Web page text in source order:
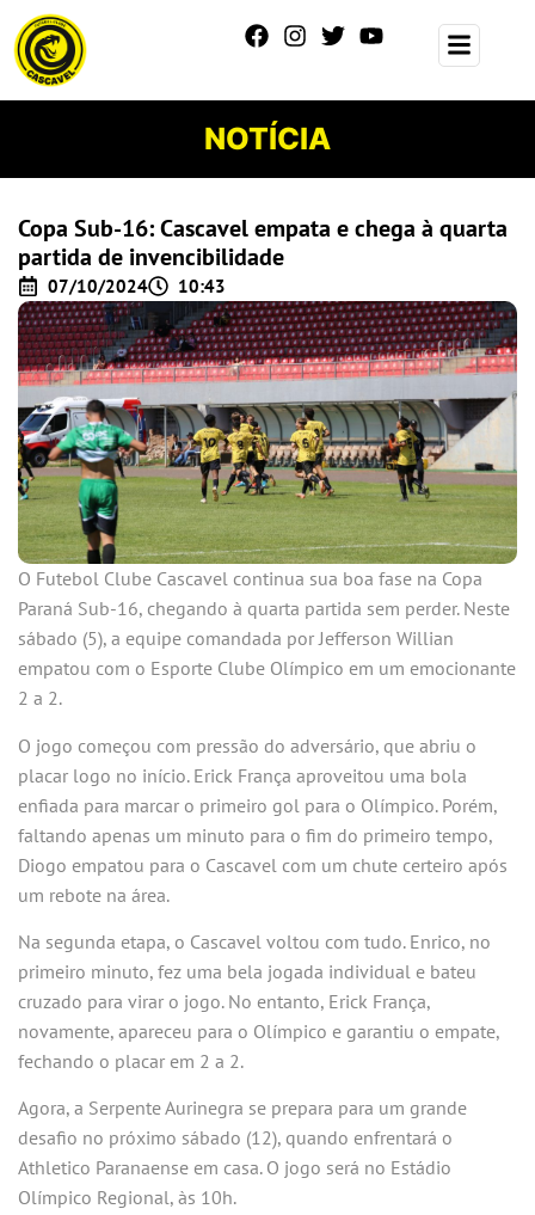
NOTÍCIA
Copa Sub-16: Cascavel empata e chega à quarta
partida de invencibilidade
07/10/2024 10:43
O Futebol Clube Cascavel continua sua boa fase na Copa
Paraná Sub-16, chegando à quarta partida sem perder. Neste
sábado (5), a equipe comandada por Jefferson Willian
empatou com o Esporte Clube Olímpico em um emocionante
2 a 2.
O jogo começou com pressão do adversário, que abriu o
placar logo no início. Erick França aproveitou uma bola
enfiada para marcar o primeiro gol para o Olímpico. Porém,
faltando apenas um minuto para o fim do primeiro tempo,
Diogo empatou para o Cascavel com um chute certeiro após
um rebote na área.
Na segunda etapa, o Cascavel voltou com tudo. Enrico, no
primeiro minuto, fez uma bela jogada individual e bateu
cruzado para virar o jogo. No entanto, Erick França,
novamente, apareceu para o Olímpico e garantiu o empate,
fechando o placar em 2 a 2.
Agora, a Serpente Aurinegra se prepara para um grande
desafio no próximo sábado (12), quando enfrentará o
Athletico Paranaense em casa. O jogo será no Estádio
Olímpico Regional, às 10h.